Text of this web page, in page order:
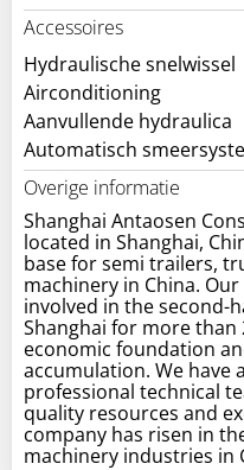
Accessoires
Hydraulische snelwissel
Airconditioning
Aanvullende hydraulica
Automatisch
Overige informatie
Shanghai Antaosen
located in Shanghai,
base for semi trailers,
machinery in China.
involved in the second-
Shanghai for more than
economic foundation
accumulation. We have
professional technical
quality resources and
company has risen in
machinery industries in